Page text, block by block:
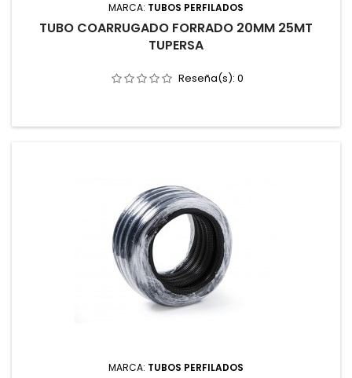
MARCA: TUBOS PERFILADOS
TUBO COARRUGADO FORRADO 20MM 25MT
TUPERSA
Reseña(s): 0
MARCA: TUBOS PERFILADOS